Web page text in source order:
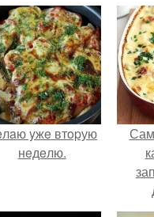
yжe втopую
нeдeлю.